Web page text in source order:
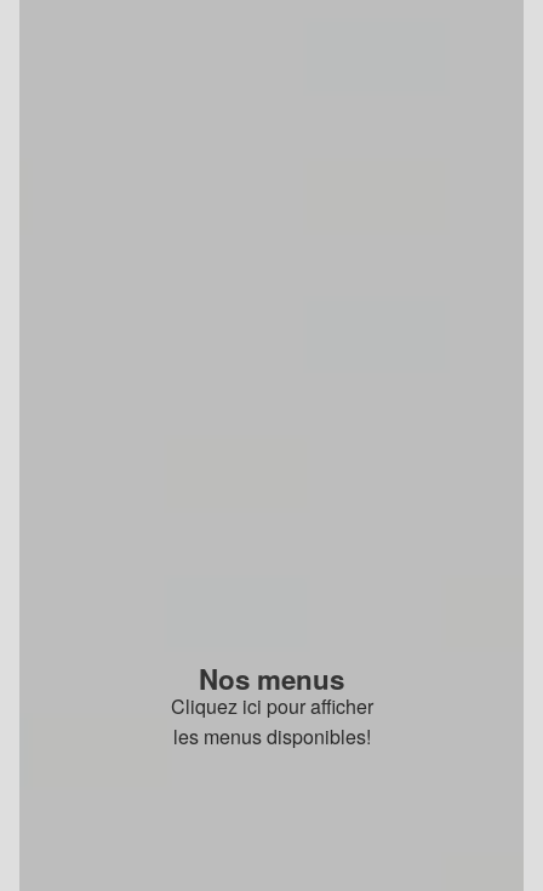
Nos menus
Cliquez ici pour afficher
les menus disponibles!